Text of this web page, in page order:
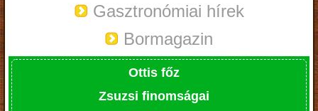
Gasztronómiai hírek
Bormagazin
Ottis főz
Zsuzsi finomságai